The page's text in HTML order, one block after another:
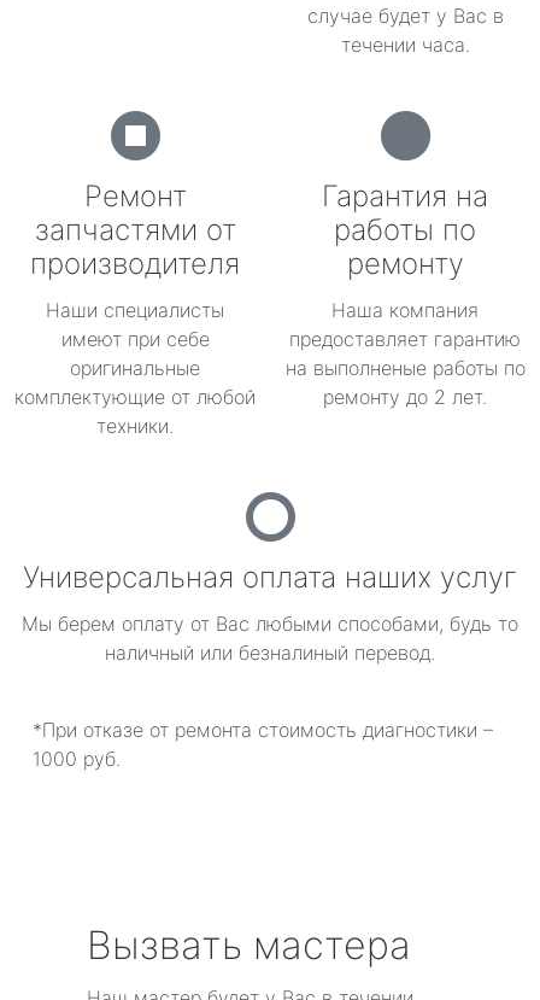
случае будет у Вас в
течении часа.
Ремонт
запчастями от
производителя
Наши специалисты
имеют при себе
оригинальные
комплектующие от любой
техники.
Гарантия на
работы по
ремонту
Наша компания
предоставляет гарантию
на выполненые работы по
ремонту до 2 лет.
Универсальная оплата наших услуг
Мы берем оплату от Вас любыми способами, будь то
наличный или безналиный перевод.
*При отказе от ремонта стоимость диагностики –
1000 руб.
Вызвать мастера